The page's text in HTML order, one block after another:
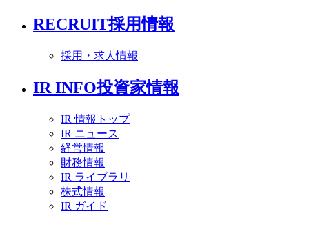
RECRUIT採用情報
採用・求人情報
IR INFO投資家情報
IR 情報トップ
IR ニュース
経営情報
財務情報
IR ライブラリ
株式情報
IR ガイド